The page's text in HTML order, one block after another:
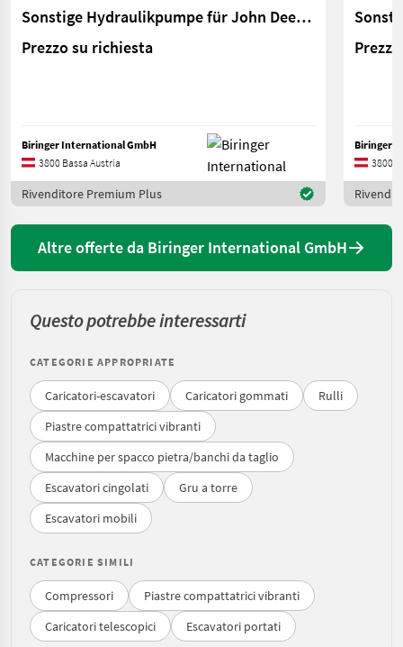
Sonstige Hydraulikpumpe für John Deere 4500 Teleskoplader
Prezzo su richiesta
Biringer International GmbH
3800 Bassa Austria
Rivenditore Premium Plus
Biringer
3800
Altre offerte da Biringer International GmbH
Questo potrebbe interessarti
CATEGORIE APPROPRIATE
Caricatori-escavatori Caricatori gommati
Rulli
Piastre compattatrici vibranti
Macchine per spacco pietra/banchi da taglio
Escavatori cingolati
Gru a torre
Escavatori mobili
CATEGORIE SIMILI
Compressori
Piastre compattatrici vibranti
Caricatori telescopici
Escavatori portati